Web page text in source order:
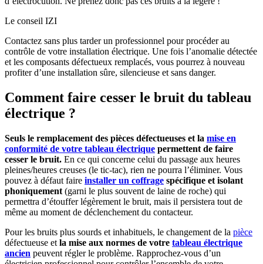
Le conseil IZI
Contactez sans plus tarder un professionnel pour procéder au
contrôle de votre installation électrique. Une fois l’anomalie détectée
et les composants défectueux remplacés, vous pourrez à nouveau
profiter d’une installation sûre, silencieuse et sans danger.
Comment faire cesser le bruit du tableau
électrique ?
Seuls le remplacement des pièces défectueuses et la mise en
conformité de votre tableau électrique permettent de faire
cesser le bruit. En ce qui concerne celui du passage aux heures
pleines/heures creuses (le tic-tac), rien ne pourra l’éliminer. Vous
pouvez à défaut faire installer un coffrage spécifique et isolant
phoniquement (garni le plus souvent de laine de roche) qui
permettra d’étouffer légèrement le bruit, mais il persistera tout de
même au moment de déclenchement du contacteur.
Pour les bruits plus sourds et inhabituels, le changement de la pièce
défectueuse et la mise aux normes de votre tableau électrique
ancien peuvent régler le problème. Rapprochez-vous d’un